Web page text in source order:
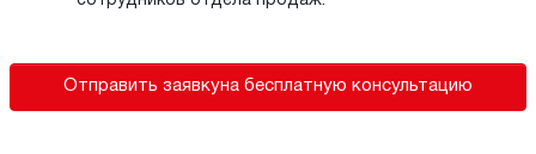
Отправить заявкуна бесплатную консультацию